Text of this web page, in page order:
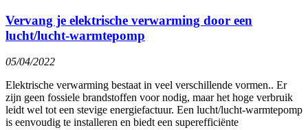
Vervang je elektrische verwarming door een
lucht/lucht-warmtepomp
05/04/2022
Elektrische verwarming bestaat in veel verschillende vormen.. Er
zijn geen fossiele brandstoffen voor nodig, maar het hoge verbruik
leidt wel tot een stevige energiefactuur. Een lucht/lucht-warmtepomp
is eenvoudig te installeren en biedt een superefficiënte